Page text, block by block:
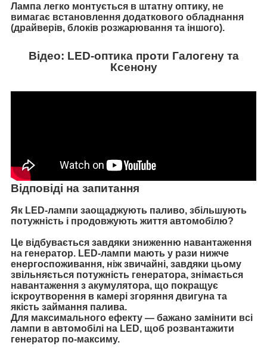
Лампа легко монтується в штатну оптику, не
вимагає встановлення додаткового обладнання
(драйверів, блоків розжарювання та іншого).
Відео: LED-оптика проти Галогену та
Ксенону
Відповіді на запитання
Як LED-лампи заощаджують паливо, збільшують
потужність і продовжують життя автомобілю?
Це відбувається завдяки зниженню навантаження
на генератор. LED-лампи мають у рази нижче
енергоспоживання, ніж звичайні, завдяки цьому
звільняється потужність генератора, знімається
навантаження з акумулятора, що покращує
іскроутворення в камері згоряння двигуна та
якість займання палива.
Для максимального ефекту — бажано замінити всі
лампи в автомобілі на LED, щоб розвантажити
генератор по-максиму.